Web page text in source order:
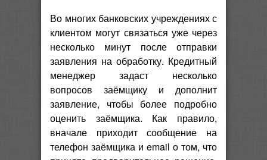
Во многих банковских учреждениях с
клиентом могут связаться уже через
несколько минут после отправки
заявления на обработку. Кредитный
менеджер задаст несколько
вопросов заёмщику и дополнит
заявление, чтобы более подробно
оценить заёмщика. Как правило,
вначале приходит сообщение на
телефон заёмщика и email о том, что